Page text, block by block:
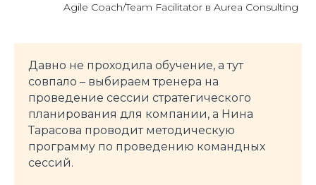
Agile Coach/Team Facilitator в Aurea Consulting
Давно не проходила обучение, а тут
совпало – выбираем тренера на
проведение сессии стратегического
планирования для компании, а Нина
Тарасова проводит методическую
программу по проведению командных
сессий.